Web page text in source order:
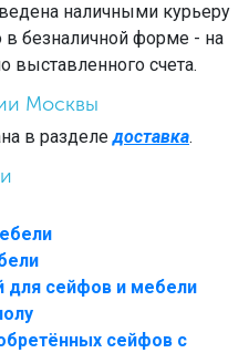
наличными курьеру
в безналичной форме - на
выставленного счета.
Москвы
в разделедоставка.
для сейфов и мебели
сейфов с